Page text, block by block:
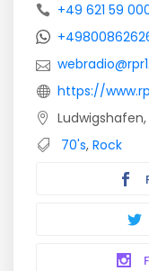
+49 621 59
https://
70's, Rock